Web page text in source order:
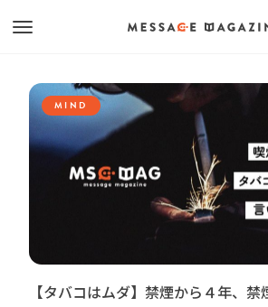
MIND
【タバコはムダ】禁煙から４年、